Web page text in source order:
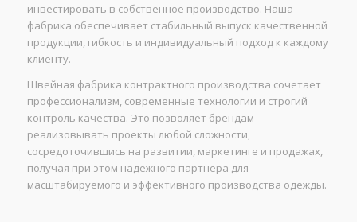
инвестировать в собственное производство. Наша
фабрика обеспечивает стабильный выпуск качественной
продукции, гибкость и индивидуальный подход к каждому
клиенту.
Швейная фабрика контрактного производства сочетает
профессионализм, современные технологии и строгий
контроль качества. Это позволяет брендам
реализовывать проекты любой сложности,
сосредоточившись на развитии, маркетинге и продажах,
получая при этом надежного партнера для
масштабируемого и эффективного производства одежды.